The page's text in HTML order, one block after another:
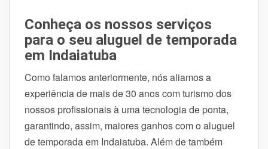
Conheça os nossos serviços
para o seu aluguel de temporada
em Indaiatuba
Como falamos anteriormente, nós aliamos a
experiência de mais de 30 anos com turismo dos
nossos profissionais à uma tecnologia de ponta,
garantindo, assim, maiores ganhos com o aluguel
de temporada em Indaiatuba. Além de também